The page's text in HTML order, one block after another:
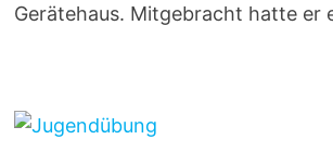
Gerätehaus. Mitgebracht hatte er